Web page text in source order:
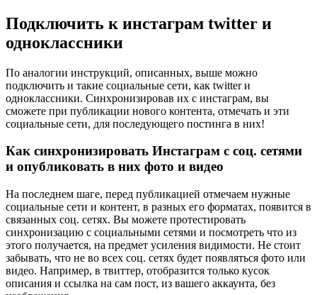
Подключить к инстаграм twitter и
одноклассники
По аналогии инструкций, описанных, выше можно
подключить и такие социальные сети, как twitter и
одноклассники. Синхронизировав их с инстаграм, вы
сможете при публикации нового контента, отмечать и эти
социальные сети, для последующего постинга в них!
Как синхронизировать Инстаграм с соц. сетями
и опубликовать в них фото и видео
На последнем шаге, перед публикацией отмечаем нужные
социальные сети и контент, в разных его форматах, появится в
связанных соц. сетях. Вы можете протестировать
синхронизацию с социальными сетями и посмотреть что из
этого получается, на предмет усиления видимости. Не стоит
забывать, что не во всех соц. сетях будет появляться фото или
видео. Например, в твиттер, отобразится только кусок
описания и ссылка на сам пост, из вашего аккаунта, без